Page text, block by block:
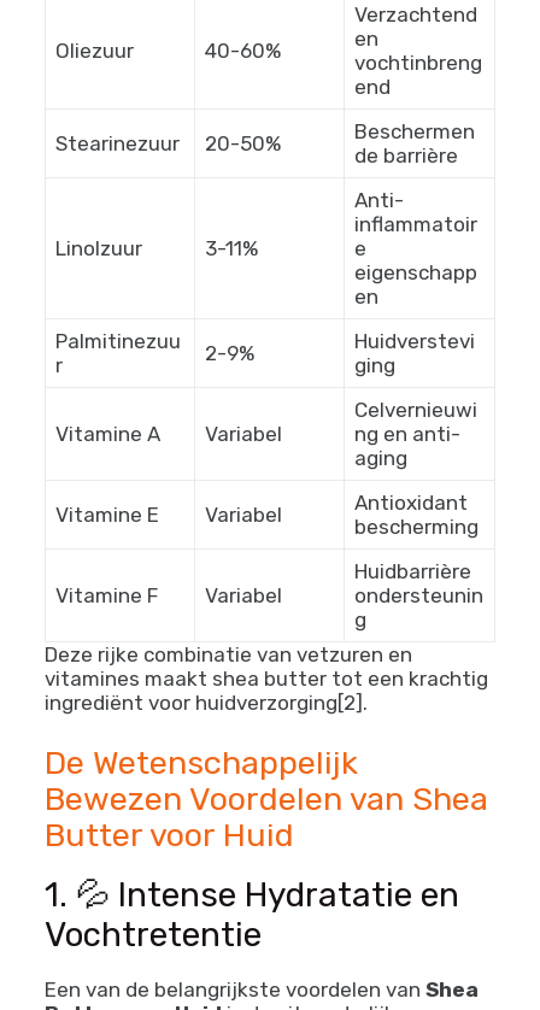
Oliezuur 40-60%
Verzachtend
en
vochtinbreng
end
Stearinezuur 20-50%
Beschermen
de barrière
Linolzuur 3-11%
Anti-
inflammatoir
e
eigenschapp
en
Palmitinezuu
r
2-9%
Huidverstevi
ging
Vitamine A Variabel
Celvernieuwi
ng en anti-
aging
Vitamine E Variabel
Antioxidant
bescherming
Vitamine F Variabel
Huidbarrière
ondersteunin
g
Deze rijke combinatie van vetzuren en
vitamines maakt shea butter tot een krachtig
ingrediënt voor huidverzorging[2].
De Wetenschappelijk
Bewezen Voordelen van Shea
Butter voor Huid
1. 💦 Intense Hydratatie en
Vochtretentie
Een van de belangrijkste voordelen van Shea